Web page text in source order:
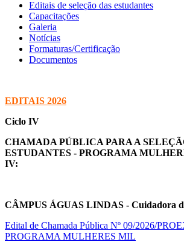
Editais de seleção das estudantes
Capacitações
Galeria
Notícias
Formaturas/Certificação
Documentos
EDITAIS 2026
Ciclo IV
CHAMADA PÚBLICA PARA A
ESTUDANTES - PROGRAMA
IV:
CÂMPUS ÁGUAS LINDAS - Cuidadora
Edital de Chamada Pública Nº 09/2026/
PROGRAMA MULHERES MIL